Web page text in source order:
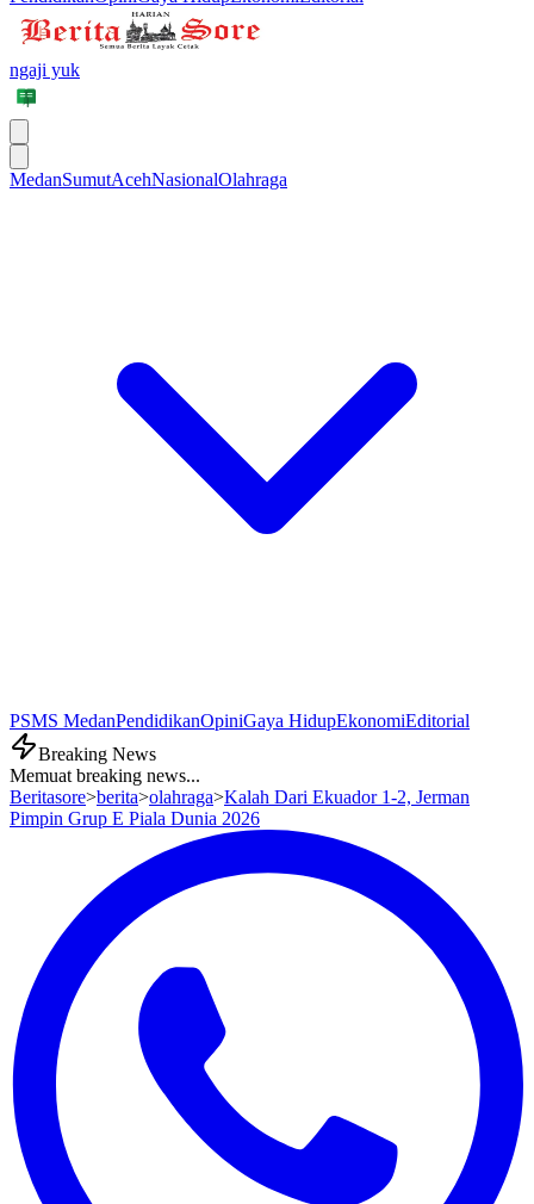
ngaji yuk
MedanSumutAcehNasionalOlahraga
PSMS MedanPendidikanOpiniGaya HidupEkonomiEditorial
Breaking News
Memuat breaking news...
Beritasore>berita>olahraga>Kalah Dari Ekuador 1-2, Jerman
Pimpin Grup E Piala Dunia 2026